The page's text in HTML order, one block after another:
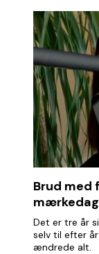
Brud med
Det er tre år
selv til efter
ændrede alt.